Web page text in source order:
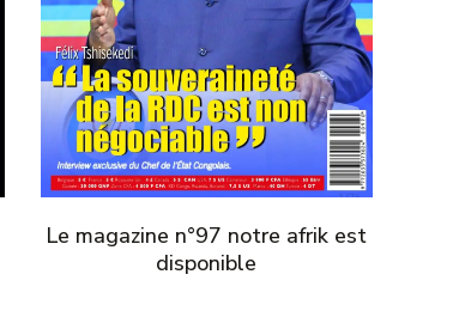
Le magazine n°97 notre afrik est
disponible